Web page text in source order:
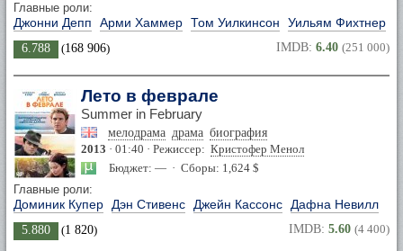
Главные роли:
Джонни Депп Арми Хаммер Том Уилкинсон Уильям Фихтнер
6.788 (168 906) IMDB: 6.40 (251 000)
Лето в феврале
Summer in February
мелодрама драма биография
2013 · 01:40 · Режиссер: Кристофер Менол
Бюджет: — · Сборы: 1,624 $
Главные роли:
Доминик Купер Дэн Стивенс Джейн Кассонс Дафна Невилл
5.880 (1 820) IMDB: 5.60 (4 400)